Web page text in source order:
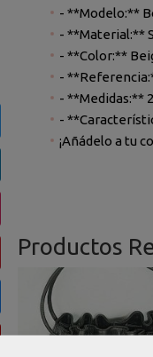
- **Modelo:**
- **Material:**
- **Color:**
-
- **Medidas:**
-
¡Añádelo a tu
Productos